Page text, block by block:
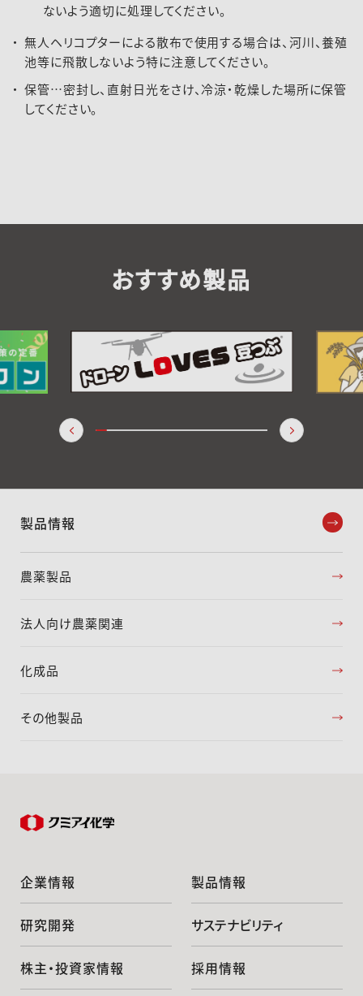
ないよう適切に処理してください。
無人ヘリコプターによる散布で使用する場合は、河川、養殖
池等に飛散しないよう特に注意してください。
保管…密封し、直射日光をさけ、冷涼・乾燥した場所に保管
してください。
おすすめ製品
製品情報
農薬製品
法人向け農薬関連
化成品
その他製品
企業情報 製品情報
研究開発 サステナビリティ
株主・投資家情報 採用情報